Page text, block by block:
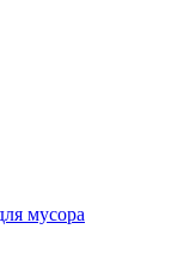
мусора